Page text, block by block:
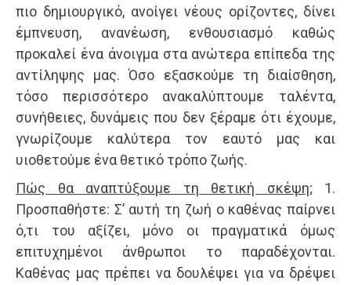
πιο δημιουργικό, ανοίγει νέους ορίζοντες, δίνει
έμπνευση, ανανέωση, ενθουσιασμό καθώς
προκαλεί ένα άνοιγμα στα ανώτερα επίπεδα της
αντίληψης μας. Όσο εξασκούμε τη διαίσθηση,
τόσο περισσότερο ανακαλύπτουμε ταλέντα,
συνήθειες, δυνάμεις που δεν ξέραμε ότι έχουμε,
γνωρίζουμε καλύτερα τον εαυτό μας και
υιοθετούμε ένα θετικό τρόπο ζωής.
Πώς θα αναπτύξουμε τη θετική σκέψη; 1.
Προσπαθήστε: Σ’ αυτή τη ζωή ο καθένας παίρνει
ό,τι του αξίζει, μόνο οι πραγματικά όμως
επιτυχημένοι άνθρωποι το παραδέχονται.
Καθένας μας πρέπει να δουλέψει για να δρέψει